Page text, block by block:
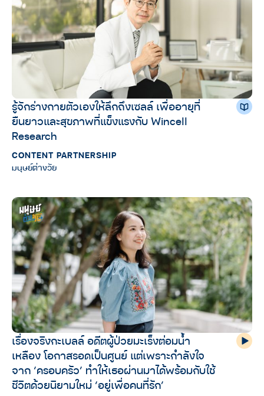
รู้จักร่างกายตัวเองให้ลึกถึงเซลล์ เพื่ออายุที่
ยืนยาวและสุขภาพที่แข็งแรงกับ Wincell
Research
CONTENT PARTNERSHIP
มนุษย์ต่างวัย
เรื่องจริงกะเบลล์ อดีตผู้ป่วยมะเร็งต่อมน้ำ
เหลือง โอกาสรอดเป็นศูนย์ แต่เพราะกำลังใจ
จาก ‘ครอบครัว’ ทำให้เธอผ่านมาได้พร้อมกับใช้
ชีวิตด้วยนิยามใหม่ ‘อยู่เพื่อคนที่รัก’